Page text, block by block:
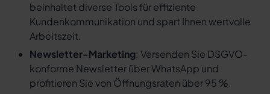
beinhaltet diverse Tools für effiziente
Kundenkommunikation und spart Ihnen wertvolle
Arbeitszeit.
Newsletter-Marketing: Versenden Sie DSGVO-
konforme Newsletter über WhatsApp und
profitieren Sie von Öffnungsraten über 95 %.